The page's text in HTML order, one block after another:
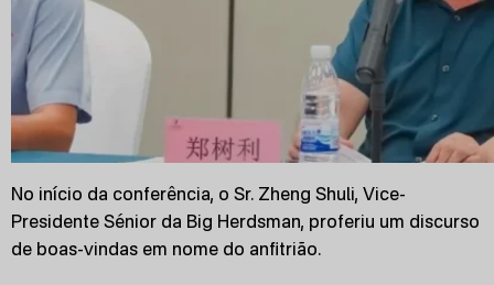
No início da conferência, o Sr. Zheng Shuli, Vice-
Presidente Sénior da Big Herdsman, proferiu um discurso
de boas-vindas em nome do anfitrião.